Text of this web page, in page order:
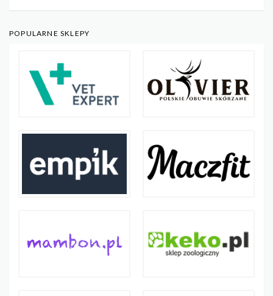
POPULARNE SKLEPY